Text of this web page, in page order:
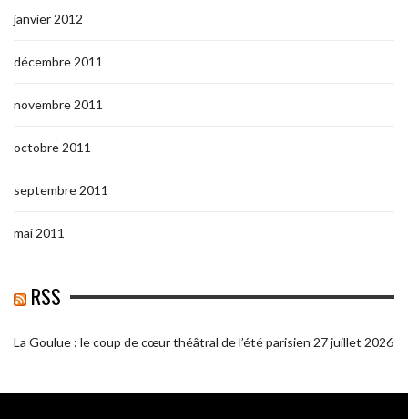
janvier 2012
décembre 2011
novembre 2011
octobre 2011
septembre 2011
mai 2011
RSS
La Goulue : le coup de cœur théâtral de l’été parisien 27 juillet 2026